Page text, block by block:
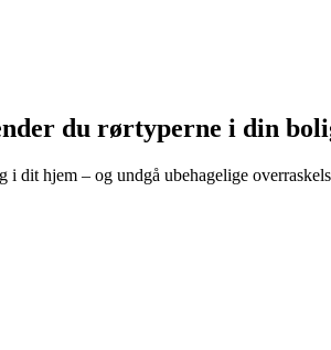
du rørtyperne i din
dit hjem – og undgå ubehagelige